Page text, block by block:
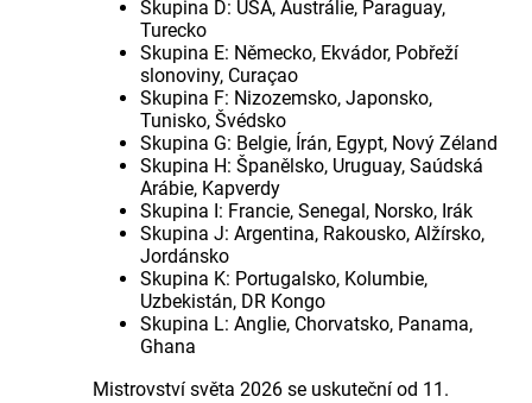
Skupina D: USA, Austrálie, Paraguay,
Turecko
Skupina E: Německo, Ekvádor, Pobřeží
slonoviny, Curaçao
Skupina F: Nizozemsko, Japonsko,
Tunisko, Švédsko
Skupina G: Belgie, Írán, Egypt, Nový Zéland
Skupina H: Španělsko, Uruguay, Saúdská
Arábie, Kapverdy
Skupina I: Francie, Senegal, Norsko, Irák
Skupina J: Argentina, Rakousko, Alžírsko,
Jordánsko
Skupina K: Portugalsko, Kolumbie,
Uzbekistán, DR Kongo
Skupina L: Anglie, Chorvatsko, Panama,
Ghana
Mistrovství světa 2026 se uskuteční od 11.